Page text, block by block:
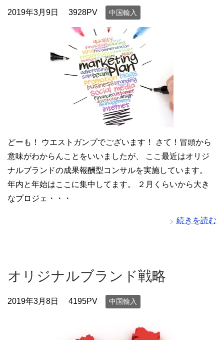
2019年3月9日 3928PV 中国輸入
どーも！ ウエストガンプでございます！ さて！冒頭から
意味がわからんことをいいましたが、 ここ最近はオリジ
ナルブランドの成果報酬型コンサルを実施しています。
年内と年始はここに集中してます。 ２月くらいから大き
なプロジェ・・・
続きを読む
オリジナルブランド戦略
2019年3月8日 4195PV 中国輸入